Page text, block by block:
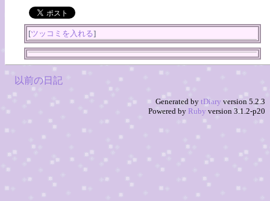
[ツッコミを入れる]
以前の日記
Generated by tDiary version 5.2.3
Powered by Ruby version 3.1.2-p20